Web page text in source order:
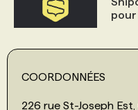
pour
COORDONNÉES
226 rue St-Joseph Est,